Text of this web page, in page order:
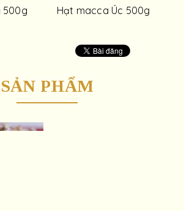
500g Hạt macca Úc 500g
SẢN PHẨM